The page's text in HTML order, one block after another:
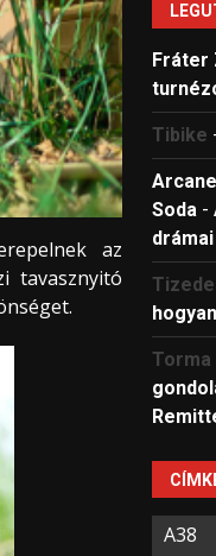
az
tavasznyitó
Fráter
Tibike
Soda -
Torma
A38